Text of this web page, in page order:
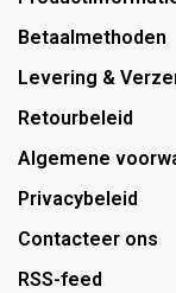
Betaalmethoden
Levering &
Retourbeleid
Algemene
Privacybeleid
Contacteer ons
RSS-feed